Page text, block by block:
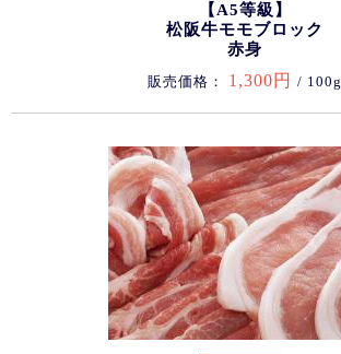
【A5等級】
松阪牛モモブロック
赤身
販売価格： 1,300円 / 100g